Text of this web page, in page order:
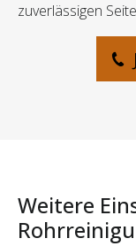
zuverlässigen
Weitere